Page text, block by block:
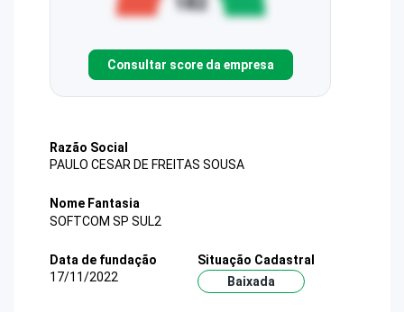
Consultar score da empresa
Razão Social
PAULO CESAR DE FREITAS SOUSA
Nome Fantasia
SOFTCOM SP SUL2
Data de fundação
17/11/2022
Situação Cadastral
Baixada